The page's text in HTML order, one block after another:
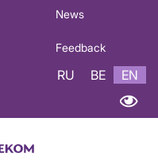
News
Feedback
RU BE EN